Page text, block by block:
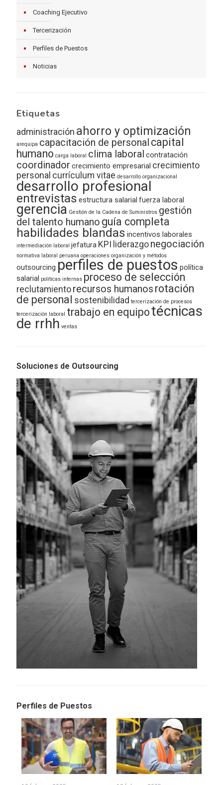
Coaching Ejecutivo
Tercerización
Perfiles de Puestos
Noticias
Etiquetas
administración ahorro y optimización
arequipa capacitación de personal capital
humano carga laboral clima laboral contratación
coordinador crecimiento empresarial crecimiento
personal currículum vitae desarrollo organizacional
desarrollo profesional
entrevistas estructura salarial fuerza laboral
gerencia Gestión de la Cadena de Suministros gestión
del talento humano guía completa
habilidades blandas incentivos laborales
intermediación laboral jefatura KPI liderazgo negociación
normativa laboral peruana operaciones organización y métodos
outsourcing perfiles de puestos política
salarial políticas internas proceso de selección
reclutamiento recursos humanos rotación
de personal sostenibilidad tercerización de procesos
tercerización laboral trabajo en equipotécnicas
de rrhh ventas
Soluciones de Outsourcing
Perfiles de Puestos